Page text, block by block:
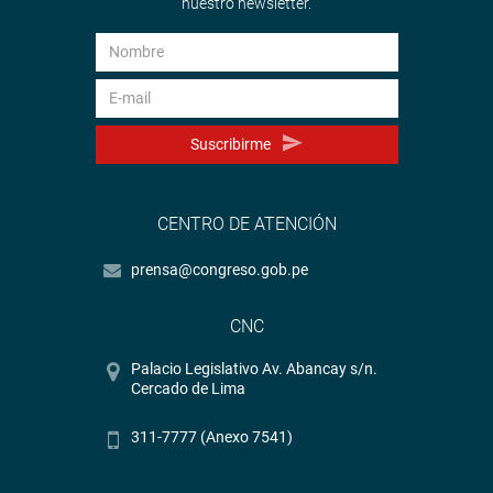
Suscribirme
CENTRO DE ATENCIÓN
prensa@congreso.gob.pe
CNC
Palacio Legislativo Av. Abancay s/n.
Cercado de Lima
311-7777 (Anexo 7541)